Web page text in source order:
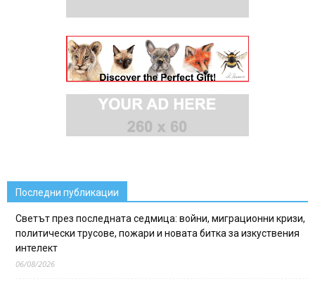
Последни публикации
Светът през последната седмица: войни, миграционни кризи,
политически трусове, пожари и новата битка за изкуствения
интелект
06/08/2026